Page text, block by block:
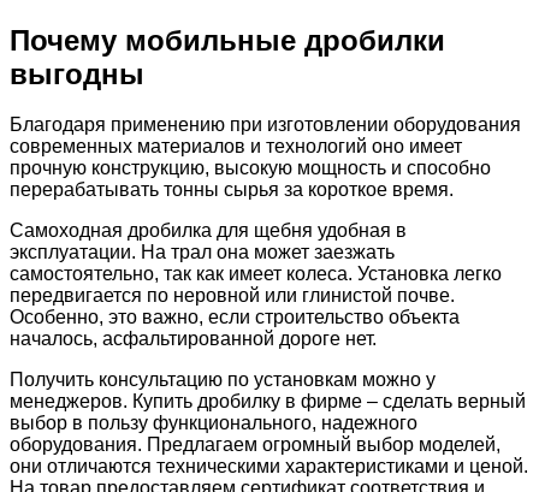
Почему мобильные дробилки
выгодны
Благодаря применению при изготовлении оборудования
современных материалов и технологий оно имеет
прочную конструкцию, высокую мощность и способно
перерабатывать тонны сырья за короткое время.
Самоходная дробилка для щебня удобная в
эксплуатации. На трал она может заезжать
самостоятельно, так как имеет колеса. Установка легко
передвигается по неровной или глинистой почве.
Особенно, это важно, если строительство объекта
началось, асфальтированной дороге нет.
Получить консультацию по установкам можно у
менеджеров. Купить дробилку в фирме – сделать верный
выбор в пользу функционального, надежного
оборудования. Предлагаем огромный выбор моделей,
они отличаются техническими характеристиками и ценой.